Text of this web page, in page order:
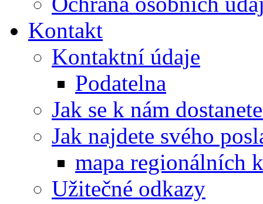
Kontakt
Kontaktní údaje
Podatelna
Jak se k nám
Jak najdete svého
mapa regionálních
Užitečné odkazy